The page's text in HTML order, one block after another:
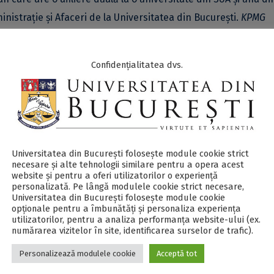
și Afaceri de la Universitatea din București. KPMG
purtătorului acestei poziții de a funcționa ca legătură
și de a contribui la o mai bună și directă racordare a
în dezbaterea, cultura și opinia publică românească
.Colaboratorii intenționează să contribuie la
România prin crearea unui nucleu în jurul căruia doresc să
pentru a iniția și gestiona proiecte de evenimente
și programe de diseminare de natură științifică,
din București, și Ramona Jurubiță, Country Manager
KPMG creată în cadrul parteneriatului va fi ocupată de
Confidențialitatea dvs.
Universitatea din București folosește module cookie strict
necesare și alte tehnologii similare pentru a opera acest
website și pentru a oferi utilizatorilor o experiență
personalizată. Pe lângă modulele cookie strict necesare,
Universitatea din București folosește module cookie
opționale pentru a îmbunătăți și personaliza experiența
utilizatorilor, pentru a analiza performanța website-ului (ex.
numărarea vizitelor în site, identificarea surselor de trafic).
Personalizează modulele cookie Acceptă tot